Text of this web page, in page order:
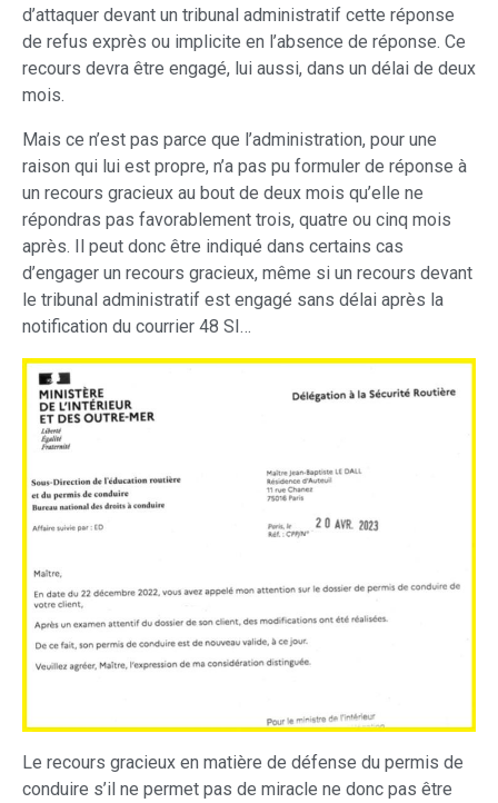
d’attaquer devant un tribunal administratif cette réponse
de refus exprès ou implicite en l’absence de réponse. Ce
recours devra être engagé, lui aussi, dans un délai de deux
mois.
Mais ce n’est pas parce que l’administration, pour une
raison qui lui est propre, n’a pas pu formuler de réponse à
un recours gracieux au bout de deux mois qu’elle ne
répondras pas favorablement trois, quatre ou cinq mois
après. Il peut donc être indiqué dans certains cas
d’engager un recours gracieux, même si un recours devant
le tribunal administratif est engagé sans délai après la
notification du courrier 48 SI…
Le recours gracieux en matière de défense du permis de
conduire s’il ne permet pas de miracle ne donc pas être